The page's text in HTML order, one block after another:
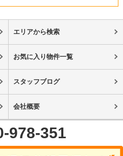
エリアから検索
お気に入り物件一覧
スタッフブログ
会社概要
978-351